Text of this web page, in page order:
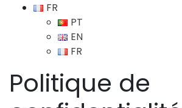
FR
PT
EN
FR
Politique de